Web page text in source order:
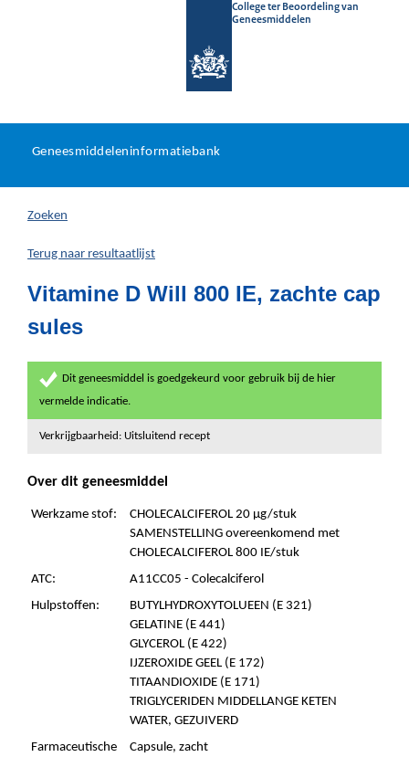
College ter Beoordeling van
Geneesmiddelen
U
hier:
Geneesmiddeleninformatiebank
Zoeken
Terug naar resultaatlijst
Vitamine D Will 800 IE, zachte cap
sules
Dit geneesmiddel is goedgekeurd voor gebruik bij de hier
vermelde indicatie.
Verkrijgbaarheid: Uitsluitend recept
Over dit geneesmiddel
Werkzame stof:
CHOLECALCIFEROL 20 µg/stuk
SAMENSTELLING overeenkomend met
CHOLECALCIFEROL 800 IE/stuk
ATC:
A11CC05 - Colecalciferol
Hulpstoffen:
BUTYLHYDROXYTOLUEEN (E 321)
GELATINE (E 441)
GLYCEROL (E 422)
IJZEROXIDE GEEL (E 172)
TITAANDIOXIDE (E 171)
TRIGLYCERIDEN MIDDELLANGE KETEN
WATER, GEZUIVERD
Farmaceutische
Capsule, zacht